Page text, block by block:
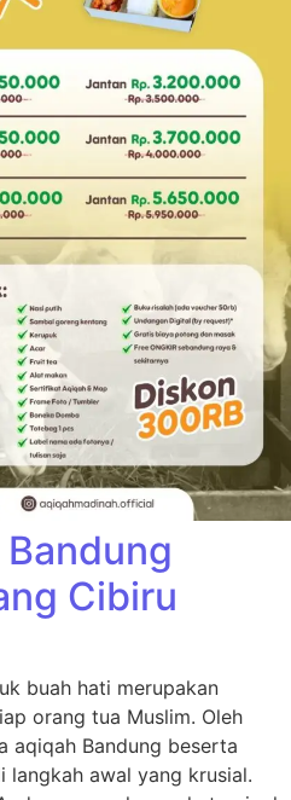
Cibiru
buah hati merupakan
orang tua Muslim. Oleh
aqiqah Bandung beserta
langkah awal yang krusial.